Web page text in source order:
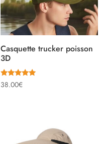
Casquette trucker poisson
3D
Note
5.00
38.00€